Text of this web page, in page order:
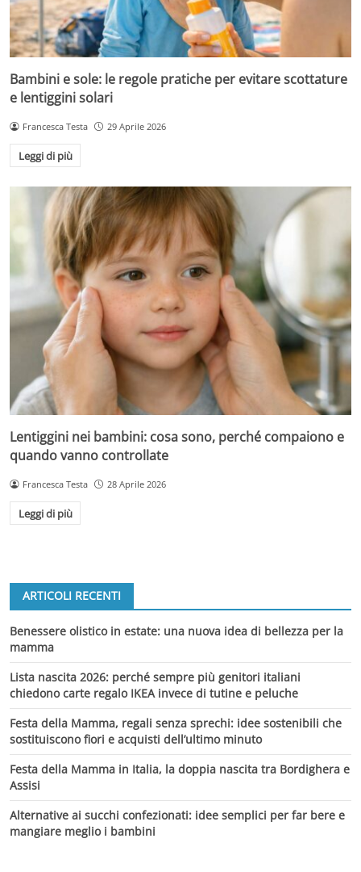
Bambini e sole: le regole pratiche per evitare scottature
e lentiggini solari
Francesca Testa 29 Aprile 2026
Leggi di più
Lentiggini nei bambini: cosa sono, perché compaiono e
quando vanno controllate
Francesca Testa 28 Aprile 2026
Leggi di più
ARTICOLI RECENTI
Benessere olistico in estate: una nuova idea di bellezza per la
mamma
Lista nascita 2026: perché sempre più genitori italiani
chiedono carte regalo IKEA invece di tutine e peluche
Festa della Mamma, regali senza sprechi: idee sostenibili che
sostituiscono fiori e acquisti dell’ultimo minuto
Festa della Mamma in Italia, la doppia nascita tra Bordighera e
Assisi
Alternative ai succhi confezionati: idee semplici per far bere e
mangiare meglio i bambini